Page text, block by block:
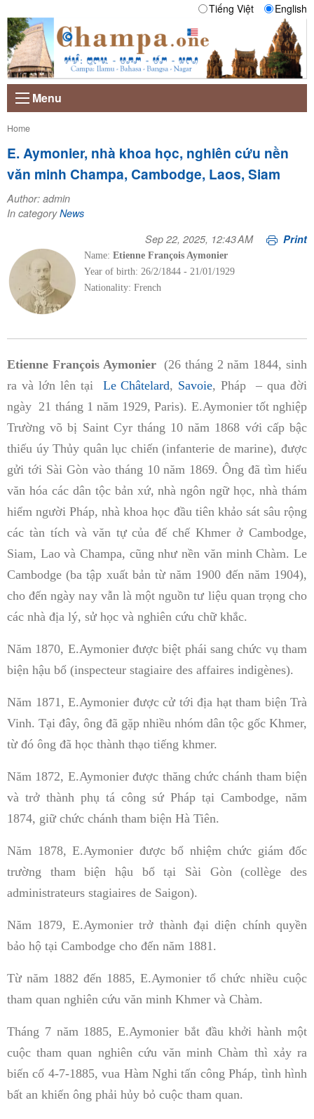
Tiếng Việt English
Menu
Current:
Home
E. Aymonier, nhà khoa học, nghiên cứu nền
văn minh Champa, Cambodge, Laos, Siam
Author: admin
In categoryNews
Sep 22, 2025, 12:43 AM
Print
Name: Etienne François Aymonier
Year of birth: 26/2/1844 - 21/01/1929
Nationality: French
Etienne François Aymonier(26 tháng 2 năm 1844, sinh
ra và lớn lên tại Le Châtelard, Savoie, Pháp – qua đời
ngày 21 tháng 1 năm 1929, Paris). E.Aymonier tốt nghiệp
Trường võ bị Saint Cyr tháng 10 năm 1868 với cấp bậc
thiếu úy Thủy quân lục chiến (infanterie de marine), được
gửi tới Sài Gòn vào tháng 10 năm 1869. Ông đã tìm hiểu
văn hóa các dân tộc bản xứ, nhà ngôn ngữ học, nhà thám
hiểm người Pháp, nhà khoa học đầu tiên khảo sát sâu rộng
các tàn tích và văn tự của đế chế Khmer ở ​​Cambodge,
Siam, Lao và Champa, cũng như nền văn minh Chàm. Le
Cambodge (ba tập xuất bản từ năm 1900 đến năm 1904),
cho đến ngày nay vẫn là một nguồn tư liệu quan trọng cho
các nhà địa lý, sử học và nghiên cứu chữ khắc.
Năm 1870, E.Aymonier được biệt phái sang chức vụ tham
biện hậu bổ (inspecteur stagiaire des affaires indigènes).
Năm 1871, E.Aymonier được cử tới địa hạt tham biện Trà
Vinh. Tại đây, ông đã gặp nhiều nhóm dân tộc gốc Khmer,
từ đó ông đã học thành thạo tiếng khmer.
Năm 1872, E.Aymonier được thăng chức chánh tham biện
và trở thành phụ tá công sứ Pháp tại Cambodge, năm
1874, giữ chức chánh tham biện Hà Tiên.
Năm 1878, E.Aymonier được bổ nhiệm chức giám đốc
trường tham biện hậu bổ tại Sài Gòn (collège des
administrateurs stagiaires de Saigon).
Năm 1879, E.Aymonier trở thành đại diện chính quyền
bảo hộ tại Cambodge cho đến năm 1881.
Từ năm 1882 đến 1885, E.Aymonier tổ chức nhiều cuộc
tham quan nghiên cứu văn minh Khmer và Chàm.
Tháng 7 năm 1885, E.Aymonier bắt đầu khởi hành một
cuộc tham quan nghiên cứu văn minh Chàm thì xảy ra
biến cố 4-7-1885, vua Hàm Nghi tấn công Pháp, tình hình
bất an khiến ông phải hủy bỏ cuộc tham quan.